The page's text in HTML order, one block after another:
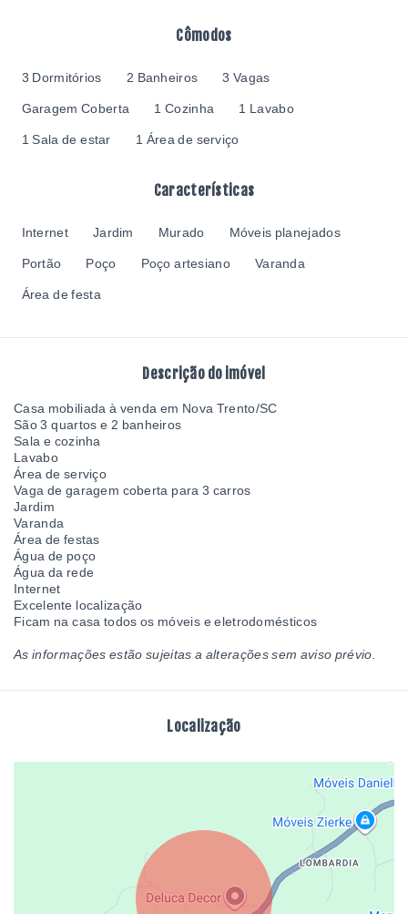
Cômodos
3 Dormitórios 2 Banheiros 3 Vagas
Garagem Coberta 1 Cozinha 1 Lavabo
1 Sala de estar 1 Área de serviço
Características
Internet Jardim Murado Móveis planejados
Portão Poço Poço artesiano Varanda
Área de festa
Descrição do imóvel
Casa mobiliada à venda em Nova Trento/SC
São 3 quartos e 2 banheiros
Sala e cozinha
Lavabo
Área de serviço
Vaga de garagem coberta para 3 carros
Jardim
Varanda
Área de festas
Água de poço
Água da rede
Internet
Excelente localização
Ficam na casa todos os móveis e eletrodomésticos
As informações estão sujeitas a alterações sem aviso prévio.
Localização